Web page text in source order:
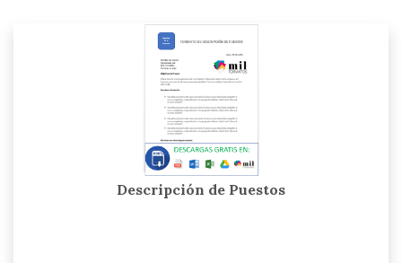
Descripción de Puestos